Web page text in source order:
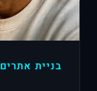
בניית אתרים